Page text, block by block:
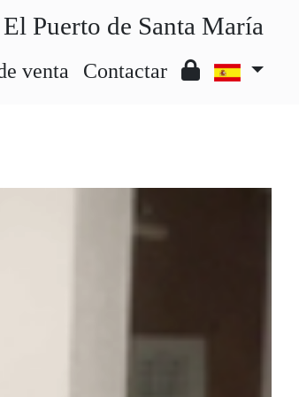
Puerto de Santa María
venta Contactar